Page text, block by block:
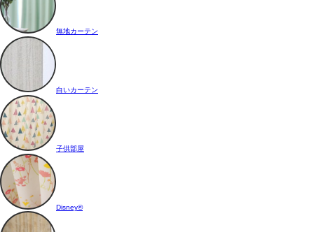
無地カーテン
白いカーテン
子供部屋
Disney®